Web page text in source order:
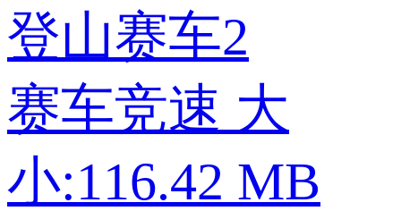
登山赛车2
赛车竞速 大
小:116.42 MB